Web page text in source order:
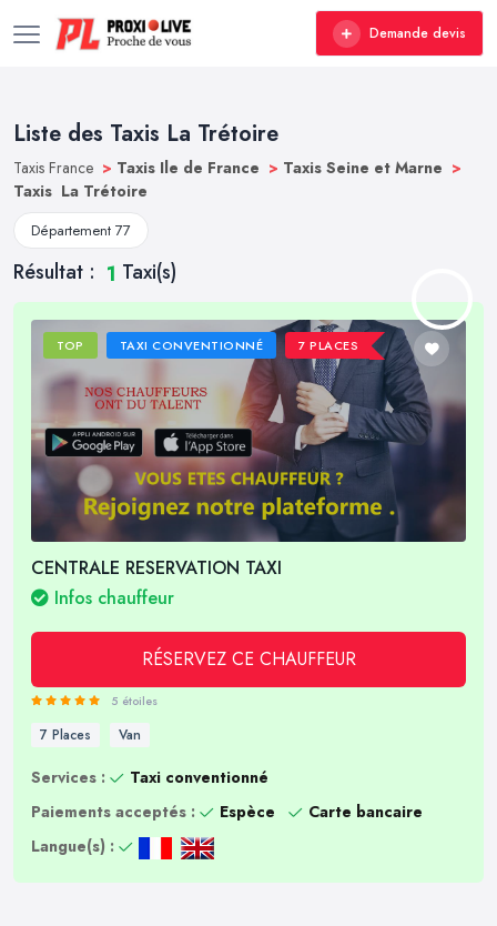
Demande devis
Liste des Taxis La Trétoire
Taxis France > Taxis Ile de France > Taxis Seine et Marne >
Taxis La Trétoire
Département 77
Résultat : 1 Taxi(s)
TOP TAXI CONVENTIONNÉ 7 PLACES
CENTRALE RESERVATION TAXI
Infos chauffeur
RÉSERVEZ CE CHAUFFEUR
5 étoiles
7 Places Van
Services :
Taxi conventionné
Paiements acceptés :
Espèce
Carte bancaire
Langue(s) :